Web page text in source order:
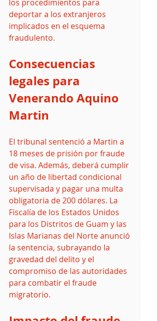
los procedimientos para
deportar a los extranjeros
implicados en el esquema
fraudulento.
Consecuencias
legales para
Venerando Aquino
Martin
El tribunal sentenció a Martin a
18 meses de prisión por fraude
de visa. Además, deberá cumplir
un año de libertad condicional
supervisada y pagar una multa
obligatoria de 200 dólares. La
Fiscalía de los Estados Unidos
para los Distritos de Guam y las
Islas Marianas del Norte anunció
la sentencia, subrayando la
gravedad del delito y el
compromiso de las autoridades
para combatir el fraude
migratorio.